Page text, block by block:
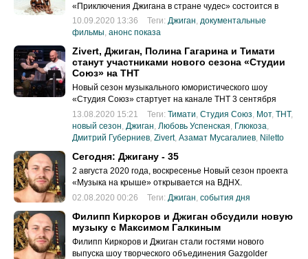
«Приключения Джигана в стране чудес» состоится в
эфире телеканала «Муз-ТВ» 12 сентября 2020 года.
10.09.2020 13:36 Теги: Джиган, документальные
фильмы, анонс показа
Zivert, Джиган, Полина Гагарина и Тимати
станут участниками нового сезона «Студии
Союз» на ТНТ
Новый сезон музыкального юмористического шоу
«Студия Союз» стартует на канале ТНТ 3 сентября
2020 года
13.08.2020 15:21 Теги: Тимати, Студия Союз, Мот, ТНТ,
новый сезон, Джиган, Любовь Успенская, Глюкоза,
Дмитрий Губерниев, Zivert, Азамат Мусагалиев, Niletto
Сегодня: Джигану - 35
2 августа 2020 года, воскресенье Новый сезон проекта
«Музыка на крыше» открывается на ВДНХ.
02.08.2020 00:26
Теги: Джиган события дня
Филипп Киркоров и Джиган обсудили новую
музыку с Максимом Галкиным
Филипп Киркоров и Джиган стали гостями нового
выпуска шоу творческого объединения Gazgolder